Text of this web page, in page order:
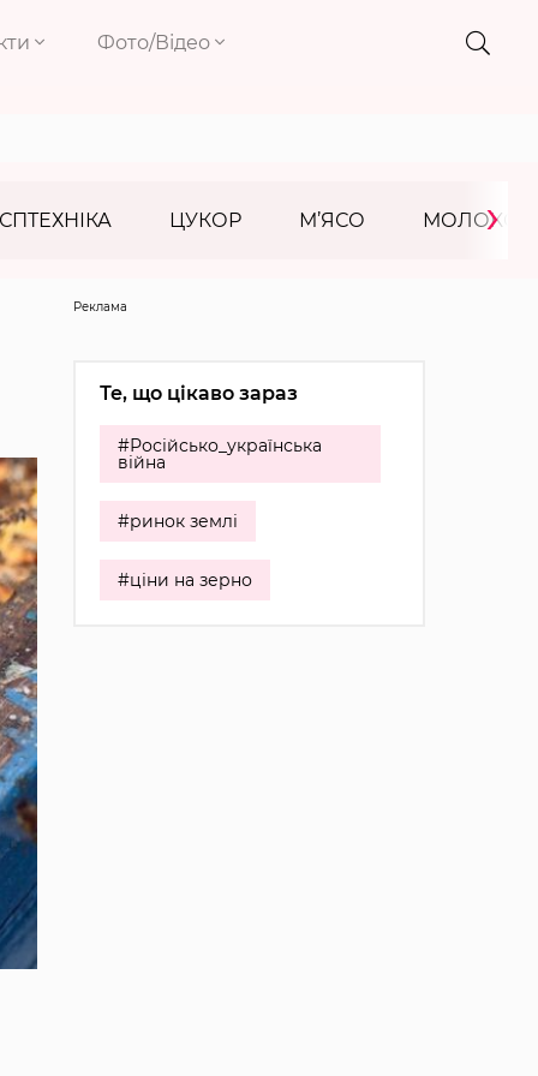
Фото/Відео
ЦУКОР М’ЯСО МОЛОКО
›
Реклама
Те, що цікаво зараз
#Російсько_українська
війна
#ринок землі
#ціни на зерно